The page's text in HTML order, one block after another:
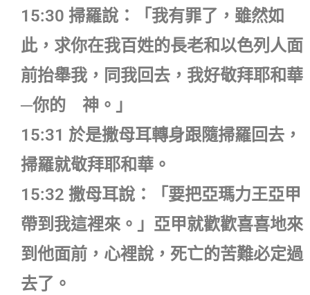
15:30 掃羅說：「我有罪了，雖然如
此，求你在我百姓的長老和以色列人面
前抬舉我，同我回去，我好敬拜耶和華
─你的 神。」
15:31 於是撒母耳轉身跟隨掃羅回去，
掃羅就敬拜耶和華。
15:32 撒母耳說：「要把亞瑪力王亞甲
帶到我這裡來。」亞甲就歡歡喜喜地來
到他面前，心裡說，死亡的苦難必定過
去了。